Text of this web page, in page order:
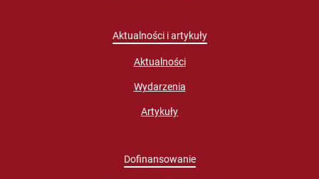
Aktualności i artykuły
Aktualności
Wydarzenia
Artykuły
Dofinansowanie